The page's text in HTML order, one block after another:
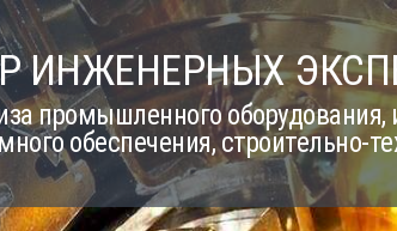
ИНЖЕНЕРНЫХ
промышленного
обеспечения, строительно-